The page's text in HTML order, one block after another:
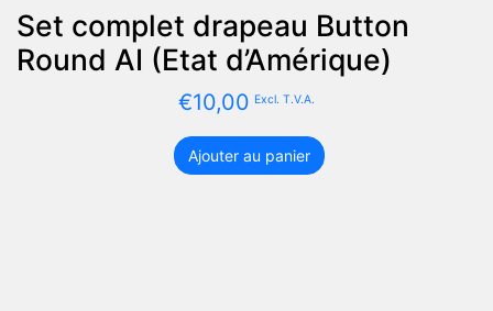
Set complet drapeau Button
Round AI (Etat d’Amérique)
€10,00 Excl. T.V.A.
quantité
Ajouter au panier